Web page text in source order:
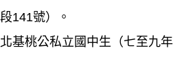
141號）。
基桃公私立國中生（七至九年